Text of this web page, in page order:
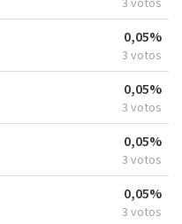
0,05%
3 votos
0,05%
3 votos
0,05%
3 votos
0,05%
3 votos